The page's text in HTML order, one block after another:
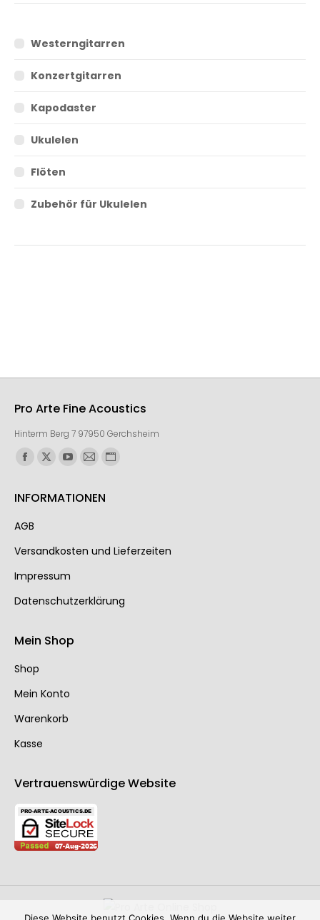
Westerngitarren
Konzertgitarren
Kapodaster
Ukulelen
Flöten
Zubehör für Ukulelen
Pro Arte Fine Acoustics
Hinterm Berg 7 97950 Gerchsheim
Finden Sie uns auf:
INFORMATIONEN
AGB
Ver­sand­kos­ten und Lie­fer­zei­ten
Impressum
Datenschutzerklärung
Mein Shop
Shop
Mein Konto
Warenkorb
Kasse
Vertrauenswürdige Website